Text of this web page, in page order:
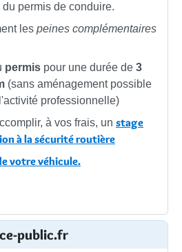
du permis de conduire.
les peines complémentaires
permis pour une durée de 3
(sans aménagement possible
professionnelle)
à vos frais, un stage
à la sécurité routière
votre véhicule.
public.fr